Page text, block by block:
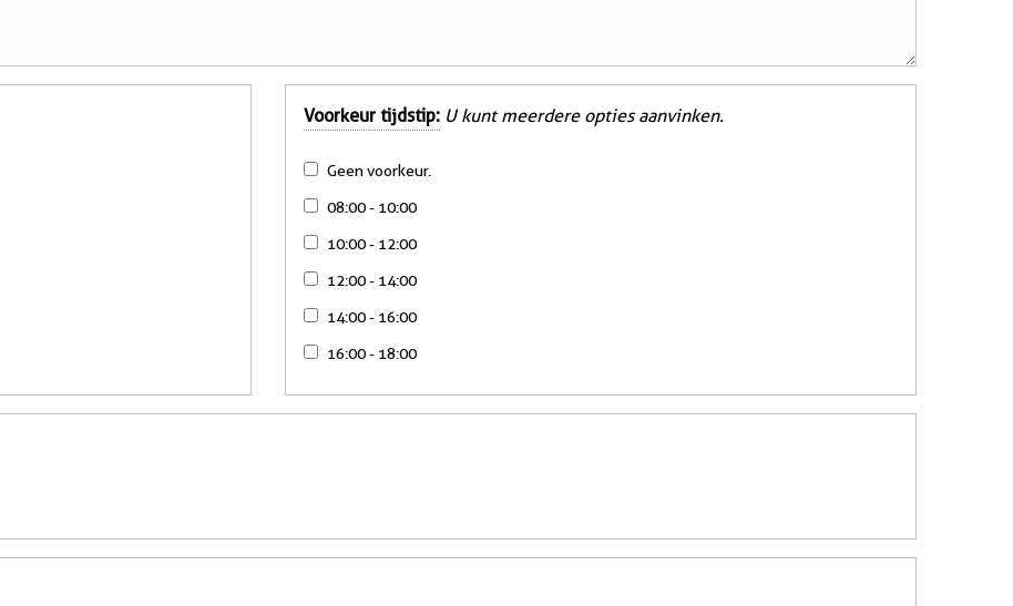
Voorkeur tijdstip: U kunt meerdere opties aanvinken.
Geen voorkeur.
08:00 - 10:00
10:00 - 12:00
12:00 - 14:00
14:00 - 16:00
16:00 - 18:00